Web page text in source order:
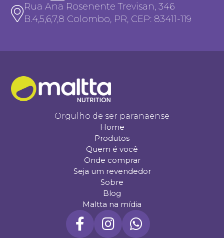
Rua Ana Rosenente Trevisan, 346
B.4,5,6,7,8 Colombo, PR, CEP: 83411-119
Orgulho de ser paranaense
Home
Produtos
Quem é você
Onde comprar
Seja um revendedor
Sobre
Blog
Maltta na mídia